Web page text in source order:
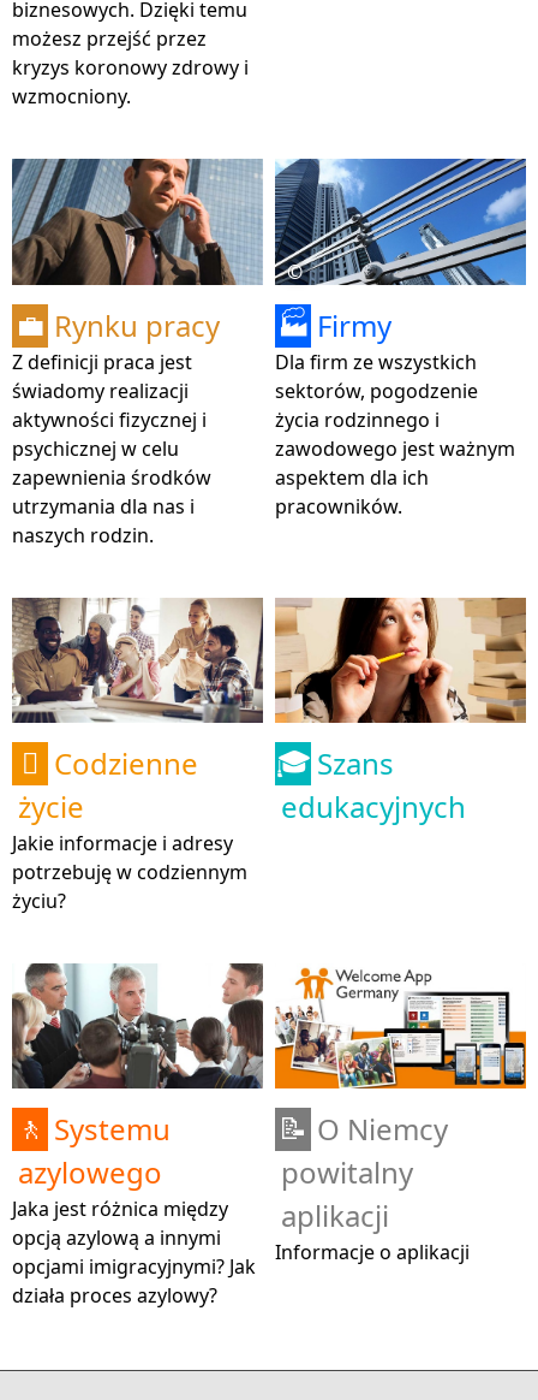
biznesowych. Dzięki temu
możesz przejść przez
kryzys koronowy zdrowy i
wzmocniony.
💼 Rynku pracy
Z definicji praca jest
świadomy realizacji
aktywności fizycznej i
psychicznej w celu
zapewnienia środków
utrzymania dla nas i
naszych rodzin.
©
🏭 Firmy
Dla firm ze wszystkich
sektorów, pogodzenie
życia rodzinnego i
zawodowego jest ważnym
aspektem dla ich
pracowników.
 Codzienne
życie
Jakie informacje i adresy
potrzebuję w codziennym
życiu?
🎓 Szans
edukacyjnych
🚶 Systemu
azylowego
Jaka jest różnica między
opcją azylową a innymi
opcjami imigracyjnymi? Jak
działa proces azylowy?
📝 O Niemcy
powitalny
aplikacji
Informacje o aplikacji